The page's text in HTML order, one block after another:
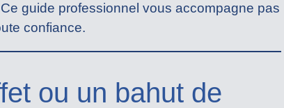
guide professionnel vous accompagne pas
confiance.
ou un bahut de